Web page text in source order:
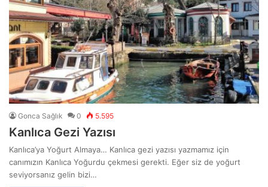
Gonca Sağlık 0 5.595
Kanlıca Gezi Yazısı
Kanlıca’ya Yoğurt Almaya… Kanlıca gezi yazısı yazmamız için
canımızın Kanlıca Yoğurdu çekmesi gerekti. Eğer siz de yoğurt
seviyorsanız gelin bizi…